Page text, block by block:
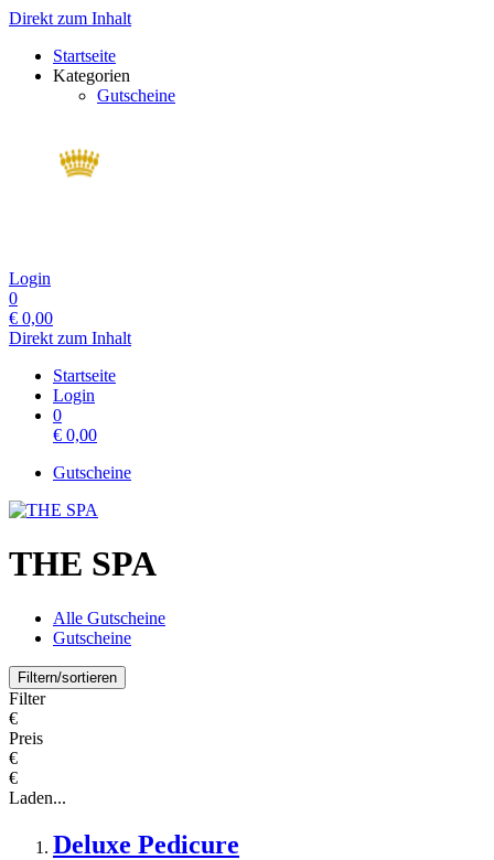
Direkt zum Inhalt
Startseite
Kategorien
Gutscheine
Login
0
€ 0,00
Direkt zum Inhalt
Startseite
Login
0
€ 0,00
Gutscheine
THE SPA
Alle Gutscheine
Gutscheine
Filtern/sortieren
Filter
€
Preis
€
€
Laden...
Deluxe Pedicure